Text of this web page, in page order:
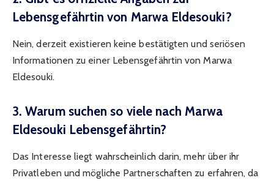
Lebensgefährtin von Marwa Eldesouki?
Nein, derzeit existieren keine bestätigten und seriösen
Informationen zu einer Lebensgefährtin von Marwa
Eldesouki.
3. Warum suchen so viele nach Marwa
Eldesouki Lebensgefährtin?
Das Interesse liegt wahrscheinlich darin, mehr über ihr
Privatleben und mögliche Partnerschaften zu erfahren, da